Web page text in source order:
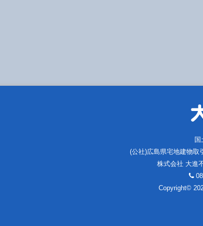
(公社)広島県宅地建物取
株式会社 大進
Copyright©